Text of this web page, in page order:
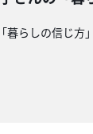
らしの信じ